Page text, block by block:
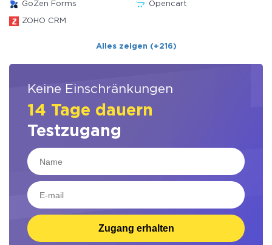
GoZen Forms Opencart
ZOHO CRM
Alles zeigen (+216)
Keine Einschränkungen
14 Tage dauern
Testzugang
Zugang erhalten